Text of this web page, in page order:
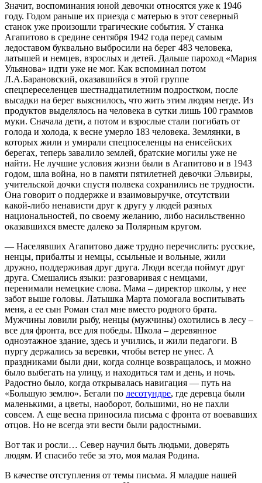
Значит, воспоминания юной девочки относятся уже к 1946
году. Годом раньше их приезда с матерью в этот северный
станок уже произошли трагические события. У станка
Агапитово в средине сентября 1942 года перед самым
ледоставом буквально выбросили на берег 483 человека,
латышей и немцев, взрослых и детей. Дальше пароход «Мария
Ульянова» идти уже не мог. Как вспоминал потом
Л.А.Барановский, оказавшийся в этой группе
спецпереселенцев шестнадцатилетним подростком, после
высадки на берег выяснилось, что жить этим людям негде. Из
продуктов выделялось на человека в сутки лишь 100 граммов
муки. Сначала дети, а потом и взрослые стали погибать от
голода и холода, к весне умерло 183 человека. Землянки, в
которых жили и умирали спецпоселенцы на енисейских
берегах, теперь завалило землей, братские могилы уже не
найти. Не лучшие условия жизни были в Агапитово и в 1943
годом, шла война, но в памяти пятилетней девочки Эльвиры,
учительской дочки спустя полвека сохранились не трудности.
Она говорит о поддержке и взаимовыручке, отсутствии
какой-либо ненависти друг к другу у людей разных
национальностей, по своему желанию, либо насильственно
оказавшихся вместе далеко за Полярным кругом.
— Населявших Агапитово даже трудно перечислить: русские,
ненцы, прибалты и немцы, ссыльные и вольные, жили
дружно, поддерживая друг друга. Люди всегда поймут друг
друга. Смешались языки: разговаривая с немцами,
перенимали немецкие слова. Мама – директор школы, у нее
забот выше головы. Латышка Марта помогала воспитывать
меня, а ее сын Роман стал мне вместо родного брата.
Мужчины ловили рыбу, ненцы (мужчины) охотились в лесу –
все для фронта, все для победы. Школа – деревянное
одноэтажное здание, здесь и учились, и жили педагоги. В
пургу держались за веревки, чтобы ветер не унес. А
праздниками были дни, когда солнце возвращалось, и можно
было выбегать на улицу, и находиться там и день, и ночь.
Радостно было, когда открывалась навигация — путь на
«Большую землю». Бегали по лесотундре, где деревца были
маленькими, а цветы, наоборот, большими, но не пахли
совсем. А еще весна приносила письма с фронта от воевавших
отцов. Но не всегда эти вести были радостными.
Вот так и росли… Север научил быть людьми, доверять
людям. И спасибо тебе за это, моя малая Родина.
В качестве отступления от темы письма. Я младше нашей